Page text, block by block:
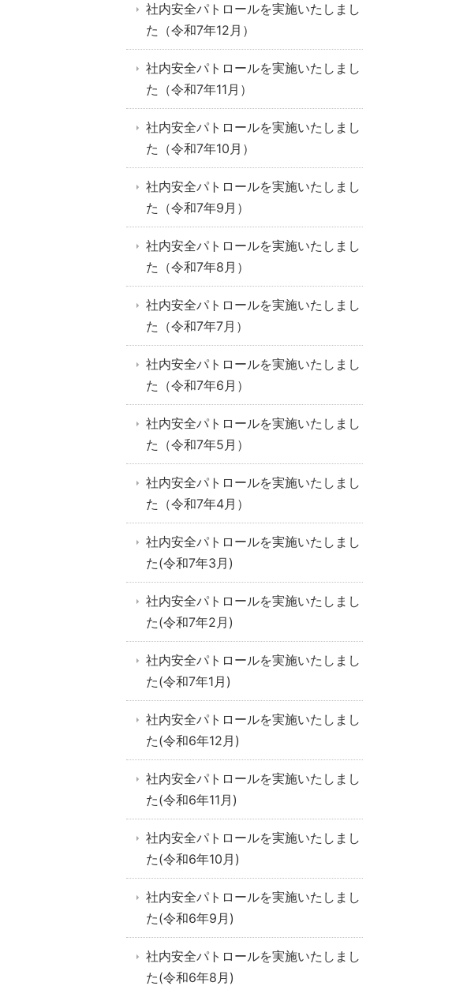
社内安全パトロールを実施いたしまし
た（令和7年12月）
社内安全パトロールを実施いたしまし
た（令和7年11月）
社内安全パトロールを実施いたしまし
た（令和7年10月）
社内安全パトロールを実施いたしまし
た（令和7年9月）
社内安全パトロールを実施いたしまし
た（令和7年8月）
社内安全パトロールを実施いたしまし
た（令和7年7月）
社内安全パトロールを実施いたしまし
た（令和7年6月）
社内安全パトロールを実施いたしまし
た（令和7年5月）
社内安全パトロールを実施いたしまし
た（令和7年4月）
社内安全パトロールを実施いたしまし
た(令和7年3月)
社内安全パトロールを実施いたしまし
た(令和7年2月)
社内安全パトロールを実施いたしまし
た(令和7年1月)
社内安全パトロールを実施いたしまし
た(令和6年12月)
社内安全パトロールを実施いたしまし
た(令和6年11月)
社内安全パトロールを実施いたしまし
た(令和6年10月)
社内安全パトロールを実施いたしまし
た(令和6年9月)
社内安全パトロールを実施いたしまし
た(令和6年8月)